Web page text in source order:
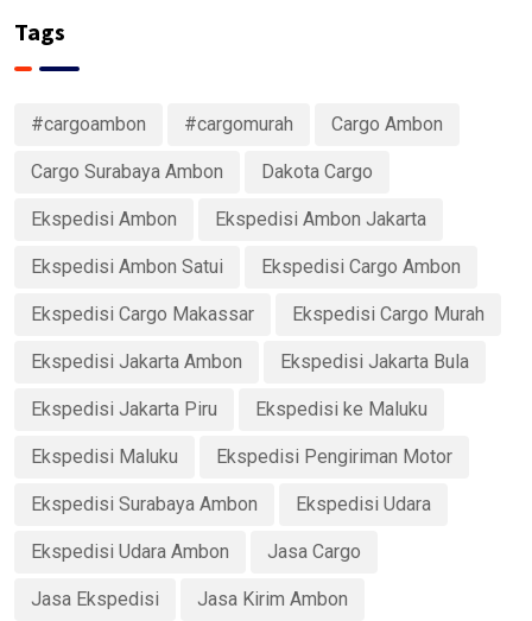
Tags
#cargoambon #cargomurah Cargo Ambon
Cargo Surabaya Ambon Dakota Cargo
Ekspedisi Ambon Ekspedisi Ambon Jakarta
Ekspedisi Ambon Satui Ekspedisi Cargo Ambon
Ekspedisi Cargo Makassar Ekspedisi Cargo Murah
Ekspedisi Jakarta Ambon Ekspedisi Jakarta Bula
Ekspedisi Jakarta Piru Ekspedisi ke Maluku
Ekspedisi Maluku Ekspedisi Pengiriman Motor
Ekspedisi Surabaya Ambon Ekspedisi Udara
Ekspedisi Udara Ambon Jasa Cargo
Jasa Ekspedisi Jasa Kirim Ambon